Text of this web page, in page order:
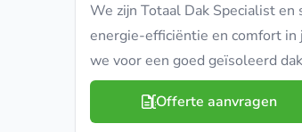
We zijn Totaal Dak Specialist
energie-efficiëntie en comfort in
we voor een goed geïsoleerd
Offerte aanvragen